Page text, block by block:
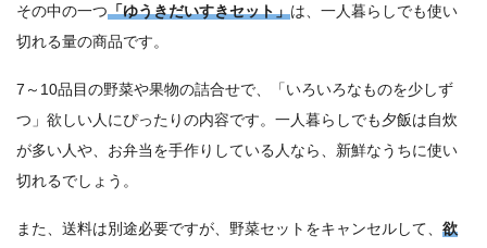
その中の一つ「ゆうきだいすきセット」は、一人暮らしでも使い
切れる量の商品です。
7～10品目の野菜や果物の詰合せで、「いろいろなものを少しず
つ」欲しい人にぴったりの内容です。一人暮らしでも夕飯は自炊
が多い人や、お弁当を手作りしている人なら、新鮮なうちに使い
切れるでしょう。
また、送料は別途必要ですが、野菜セットをキャンセルして、 欲